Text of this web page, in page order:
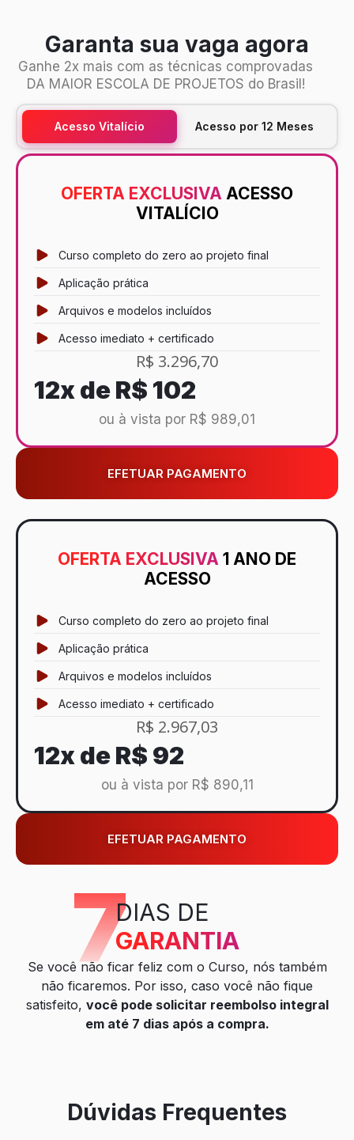
Garanta sua vaga agora
Ganhe 2x mais com as técnicas comprovadas
DA MAIOR ESCOLA DE PROJETOS do Brasil!
Acesso Vitalício Acesso por 12 Meses
OFERTA EXCLUSIVA ACESSO
VITALÍCIO
Curso completo do zero ao projeto final
Aplicação prática
Arquivos e modelos incluídos
Acesso imediato + certificado
R$ 3.296,70
12x deR$ 102
ou à vista por R$ 989,01
EFETUAR PAGAMENTO
OFERTA EXCLUSIVA 1 ANO DE
ACESSO
Curso completo do zero ao projeto final
Aplicação prática
Arquivos e modelos incluídos
Acesso imediato + certificado
R$ 2.967,03
12x deR$ 92
ou à vista por R$ 890,11
EFETUAR PAGAMENTO
7DIAS DE
GARANTIA
Se você não ficar feliz com o Curso, nós também
não ficaremos. Por isso, caso você não fique
satisfeito, você pode solicitar reembolso integral
em até 7 dias após a compra.
Dúvidas Frequentes